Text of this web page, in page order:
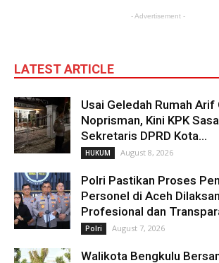
- Advertisement -
LATEST ARTICLE
Usai Geledah Rumah Arif
Noprisman, Kini KPK
Sekretaris DPRD Kota...
HUKUM August 8, 2026
Polri Pastikan Proses
Personel di Aceh
Profesional dan
Polri August 7, 2026
Walikota Bengkulu